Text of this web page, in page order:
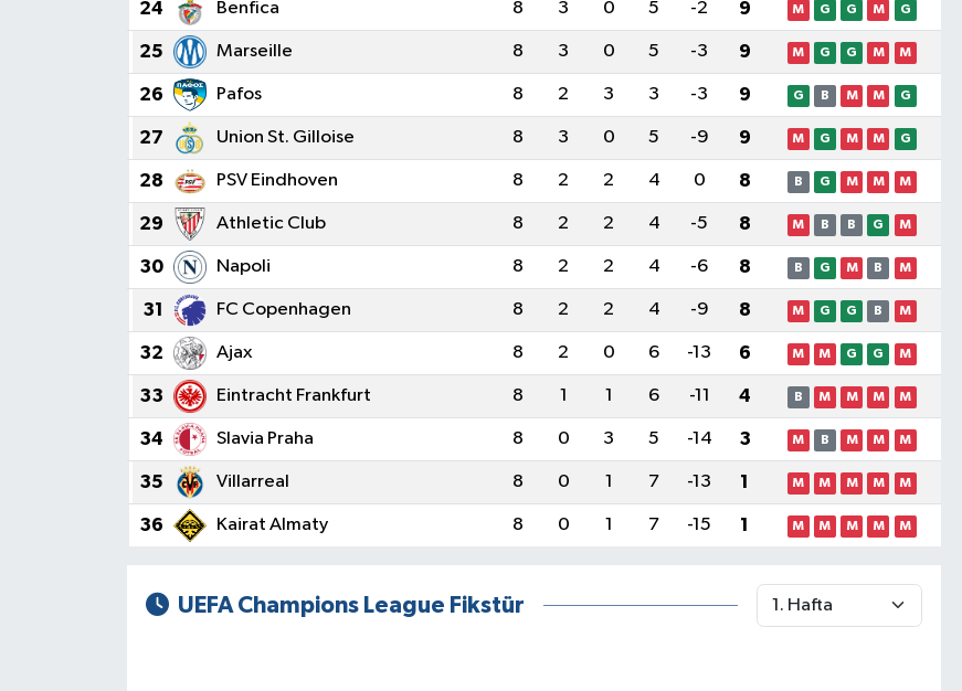
24 Benfica 8 3 0 5 -2 9 M G G M G
25 Marseille 8 3 0 5 -3 9 M G G M M
26 Pafos 8 2 3 3 -3 9 G B M M G
27 Union St. Gilloise 8 3 0 5 -9 9 M G M M G
28 PSV Eindhoven 8 2 2 4 0 8 B G M M M
29 Athletic Club 8 2 2 4 -5 8 M B B G M
30 Napoli 8 2 2 4 -6 8 B G M B M
31 FC Copenhagen 8 2 2 4 -9 8 M G G B M
32 Ajax 8 2 0 6 -13 6 M M G G M
33 Eintracht Frankfurt 8 1 1 6 -11 4 B M M M M
34 Slavia Praha 8 0 3 5 -14 3 M B M M M
35 Villarreal 8 0 1 7 -13 1 M M M M M
36 Kairat Almaty 8 0 1 7 -15 1 M M M M M
UEFA Champions League Fikstür